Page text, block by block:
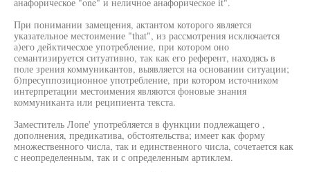
При понимании замещения, актантом которого является
указательное местоимение "that", из рассмотрения исключается
а)его дейктичесхое употребление, при котором оно
семантизируется ситуативно, так как его референт, находясь в
поле зрения коммуникантов, выявляется на основании ситуации;
б)пресуппозиционное употребление, при котором источником
интерпретации местоимения являются фоновые знания
коммуниканта или реципиента текста.
Заместитель Лопе' употребляется в функции подлежащего ,
дополнения, предикатива, обстоятельства; имеет как форму
множественного числа, так и единственного числа, сочетается как
с неопределенным, так и с определенным артиклем.